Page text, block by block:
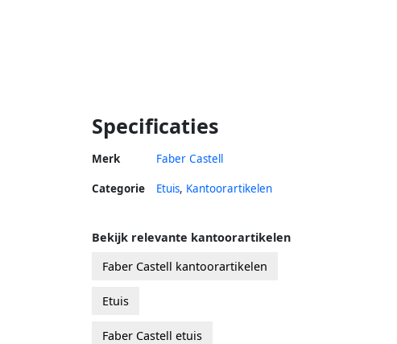
Specificaties
Merk Faber Castell
Categorie Etuis, Kantoorartikelen
Bekijk relevante kantoorartikelen
Faber Castell kantoorartikelen
Etuis
Faber Castell etuis